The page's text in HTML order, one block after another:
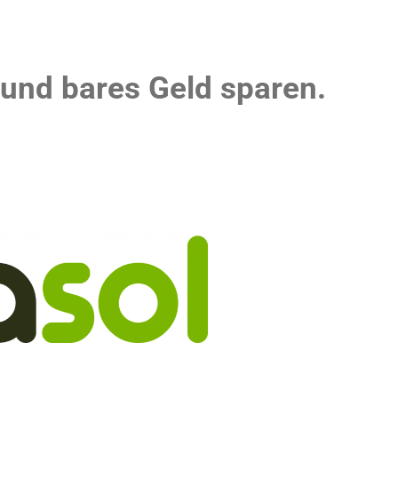
bares Geld sparen.